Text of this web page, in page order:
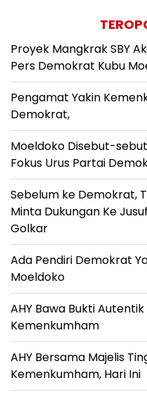
Proyek Mangkrak SBY
Pers Demokrat Kubu
Pengamat Yakin
Demokrat,
Moeldoko Disebut-
Fokus Urus Partai
Sebelum ke Demokrat,
Minta Dukungan Ke
Golkar
Ada Pendiri Demokrat
Moeldoko
AHY Bawa Bukti
Kemenkumham
AHY Bersama Majelis
Kemenkumham, Hari Ini